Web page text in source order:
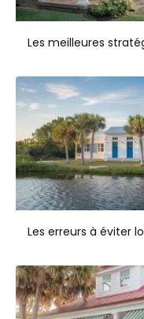
Les meilleures
Les erreurs à éviter